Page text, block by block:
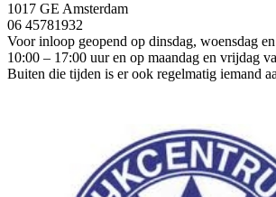
1017 GE Amsterdam
06 45781932
Voor inloop geopend op dinsdag, woensdag
10:00 – 17:00 uur en op maandag en vrijdag
Buiten die tijden is er ook regelmatig iemand